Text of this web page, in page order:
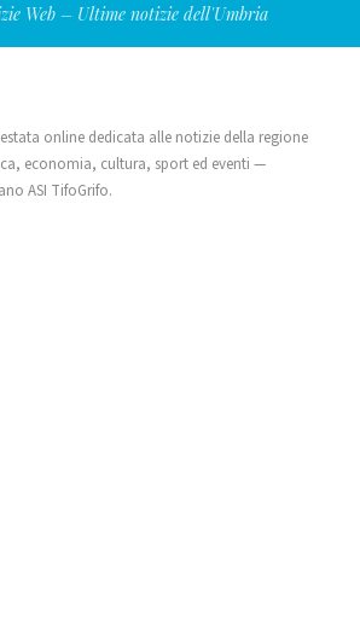
Web – Ultime notizie dell'Umbria
online dedicata alle notizie della regione
economia, cultura, sport ed eventi —
ASI TifoGrifo.